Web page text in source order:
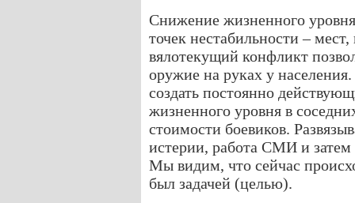
Снижение жизненного
точек нестабильности –
вялотекущий конфликт
оружие на руках у населения.
создать постоянно
жизненного уровня в
стоимости боевиков.
истерии, работа СМИ и
Мы видим, что сейчас
был задачей (целью).